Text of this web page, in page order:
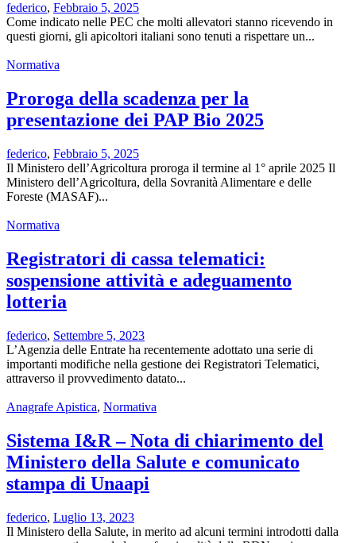
federico, Febbraio 5, 2025
Come indicato nelle PEC che molti allevatori stanno ricevendo in
questi giorni, gli apicoltori italiani sono tenuti a rispettare un...
Normativa
Proroga della scadenza per la
presentazione dei PAP Bio 2025
federico, Febbraio 5, 2025
Il Ministero dell’Agricoltura proroga il termine al 1° aprile 2025 Il
Ministero dell’Agricoltura, della Sovranità Alimentare e delle
Foreste (MASAF)...
Normativa
Registratori di cassa telematici:
sospensione attività e adeguamento
lotteria
federico, Settembre 5, 2023
L’Agenzia delle Entrate ha recentemente adottato una serie di
importanti modifiche nella gestione dei Registratori Telematici,
attraverso il provvedimento datato...
Anagrafe Apistica, Normativa
Sistema I&R – Nota di chiarimento del
Ministero della Salute e comunicato
stampa di Unaapi
federico, Luglio 13, 2023
Il Ministero della Salute, in merito ad alcuni termini introdotti dalla